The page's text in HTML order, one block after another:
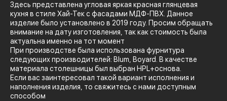
Здесь представлена угловая яркая красная глянцевая
кухня в стиле Хай-Тек с фасадами МДФ-ПВХ. Данное
изделие было установлено в 2019 году. Просим обращать
внимание на дату изготовления, так как стоимость была
актуальна именно на тот момент
При производстве была использована фурнитура
следующих производителей: Blum, Boyard. В качестве
материала столешницы был выбран HPL+основа.
Если вас заинтересовал такой вариант исполнения и
наполнения изделия, то свяжитесь с нами доступным
способом